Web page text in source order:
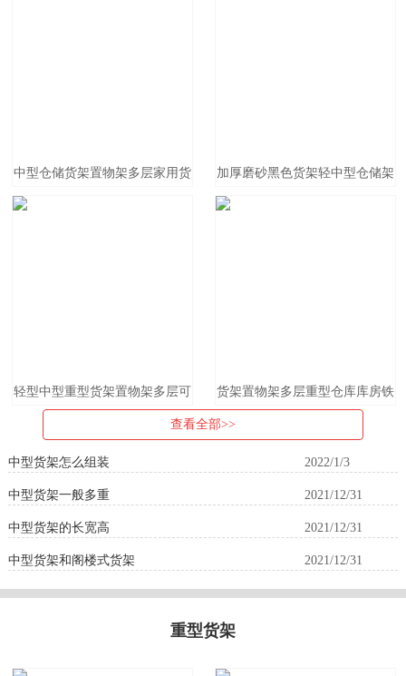
中型仓储货架置物架多层家用货
物架库房储物架重型可调节
加厚磨砂黑色货架轻中型仓储架
服装仓库房金属五金货架家用置
轻型中型重型货架置物架多层可
拆装自由组合仓储库房
货架置物架多层重型仓库库房铁
架子仓储服装中型组合货架快递
家用
查看全部>>
中型货架怎么组装 2022/1/3
中型货架一般多重 2021/12/31
中型货架的长宽高 2021/12/31
中型货架和阁楼式货架 2021/12/31
重型货架